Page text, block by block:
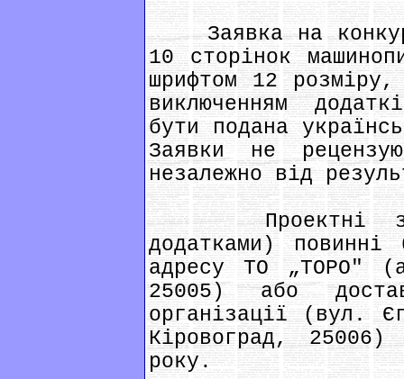
Заявка на конкурс
10 сторінок
шрифтом 12
виключенням
бути подана
Заявки не
незалежно від
Проектні
додатками) повинні
адресу ТО „ТОРО"
25005) або
організації (вул.
Кіровоград,
року.